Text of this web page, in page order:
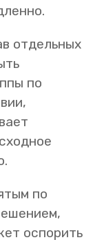
отдельных
по
по
оспорить